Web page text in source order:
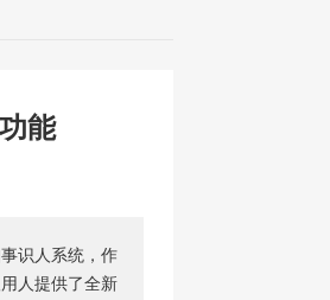
能
识人系统，作
人提供了全新